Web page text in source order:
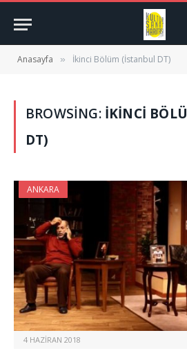
Anasayfa » İkinci Bölüm (İstanbul DT)
BROWSING: İKINCI
DT)
ANKARA
4 HAZIRAN 2018